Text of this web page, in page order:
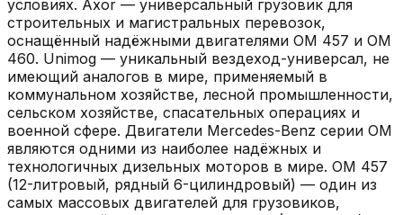
условиях. Axor — универсальный грузовик для
строительных и магистральных перевозок,
оснащённый надёжными двигателями OM 457 и OM
460. Unimog — уникальный вездеход-универсал, не
имеющий аналогов в мире, применяемый в
коммунальном хозяйстве, лесной промышленности,
сельском хозяйстве, спасательных операциях и
военной сфере. Двигатели Mercedes-Benz серии OM
являются одними из наиболее надёжных и
технологичных дизельных моторов в мире. OM 457
(12-литровый, рядный 6-цилиндровый) — один из
самых массовых двигателей для грузовиков,